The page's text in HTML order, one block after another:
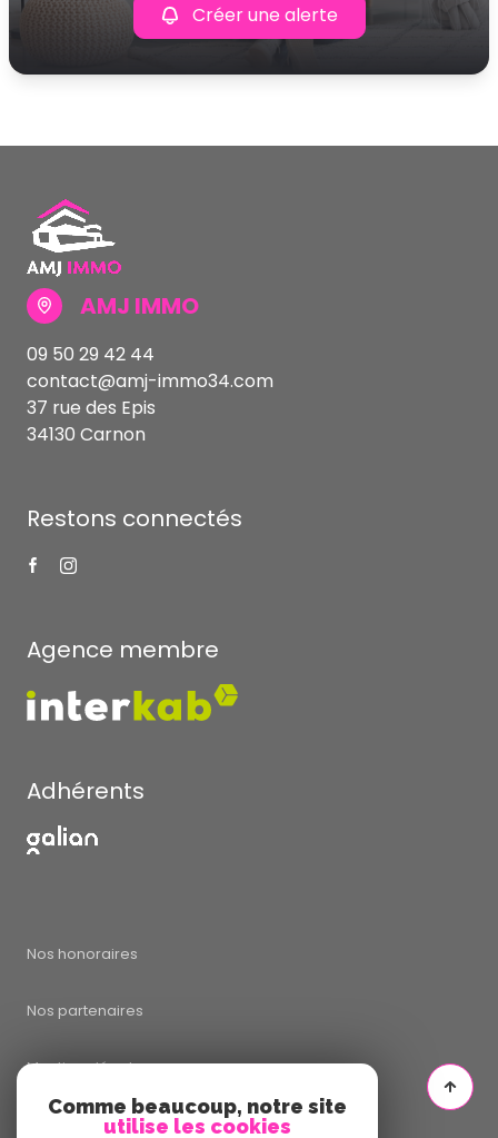
Créer une alerte
AMJ IMMO
09 50 29 42 44
contact@amj-immo34.com
37 rue des Epis
34130 Carnon
Restons connectés
Agence membre
Adhérents
Nos honoraires
Nos partenaires
Mentions légales
Comme beaucoup, notre site
utilise les cookies